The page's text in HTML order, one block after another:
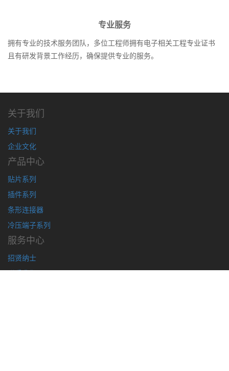
专业服务
拥有专业的技术服务团队，多位工程师拥有电子相关工程专业证书
且有研发背景工作经历，确保提供专业的服务。
关于我们
关于我们
企业文化
产品中心
贴片系列
插件系列
条形连接器
冷压端子系列
服务中心
招贤纳士
联系我们